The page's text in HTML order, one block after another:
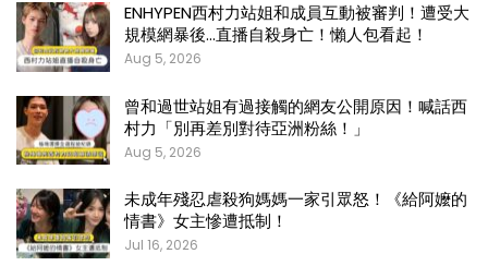
ENHYPEN西村力站姐和成員互動被審判！遭受大
規模網暴後…直播自殺身亡！懶人包看起！
Aug 5, 2026
曾和過世站姐有過接觸的網友公開原因！喊話西
村力「別再差別對待亞洲粉絲！」
Aug 5, 2026
未成年殘忍虐殺狗媽媽一家引眾怒！《給阿嬤的
情書》女主慘遭抵制！
Jul 16, 2026